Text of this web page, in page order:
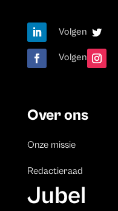
Volgen
Volgen
Over ons
Onze missie
Redactieraad
Jubel